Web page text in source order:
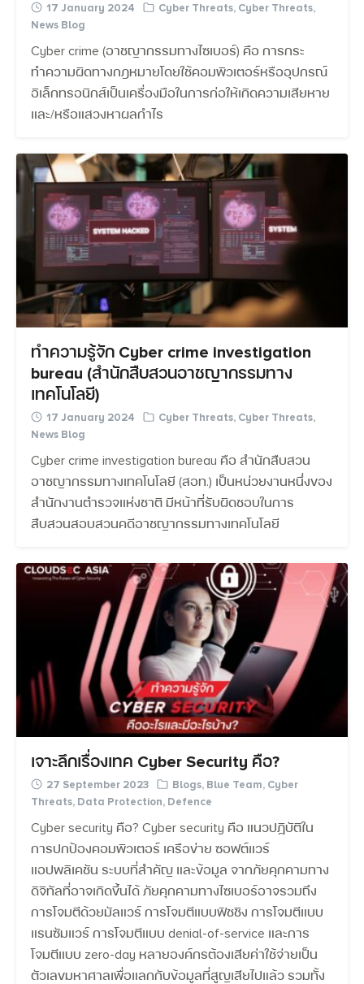
17 January 2024 Cyber Threats, Cyber Threats,
News Blog
Cyber crime (อาชญากรรมทางไซเบอร์) คือ การกระ
ทำความผิดทางกฎหมายโดยใช้คอมพิวเตอร์หรืออุปกรณ์
อิเล็กทรอนิกส์เป็นเครื่องมือในการก่อให้เกิดความเสียหาย
และ/หรือแสวงหาผลกำไร
ทำความรู้จัก Cyber crime investigation
bureau (สำนักสืบสวนอาชญากรรมทาง
เทคโนโลยี)
17 January 2024 Cyber Threats, Cyber Threats,
News Blog
Cyber crime investigation bureau คือ สำนักสืบสวน
อาชญากรรมทางเทคโนโลยี (สอท.) เป็นหน่วยงานหนึ่งของ
สำนักงานตำรวจแห่งชาติ มีหน้าที่รับผิดชอบในการ
สืบสวนสอบสวนคดีอาชญากรรมทางเทคโนโลยี
เจาะลึกเรื่องเทค Cyber Security คือ?
27 September 2023 Blogs, Blue Team, Cyber
Threats, Data Protection, Defence
Cyber security คือ? Cyber security คือ แนวปฏิบัติใน
การปกป้องคอมพิวเตอร์ เครือข่าย ซอฟต์แวร์
แอปพลิเคชัน ระบบที่สำคัญ และข้อมูล จากภัยคุกคามทาง
ดิจิทัลที่อาจเกิดขึ้นได้ ภัยคุกคามทางไซเบอร์อาจรวมถึง
การโจมตีด้วยมัลแวร์ การโจมตีแบบฟิชชิง การโจมตีแบบ
แรนซัมแวร์ การโจมตีแบบ denial-of-service และการ
โจมตีแบบ zero-day หลายองค์กรต้องเสียค่าใช้จ่ายเป็น
ตัวเลขมหาศาลเพื่อแลกกับข้อมูลที่สูญเสียไปแล้ว รวมทั้ง